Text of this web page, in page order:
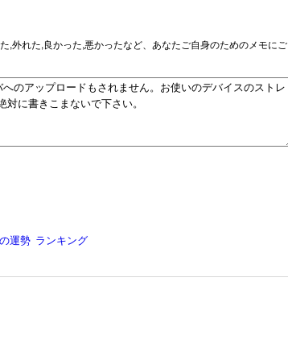
新。
更新。
更新。
更新。
更新。
更新。
更新。
更新。
更新。
,外れた,良かった,悪かったなど、あなたご自身のためのメモにご
運勢 ランキング